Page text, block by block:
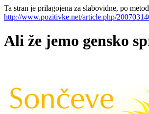
Ta stran je prilagojena za slabovidne, po
http://www.pozitivke.net/article.php/
Ali že jemo gensko